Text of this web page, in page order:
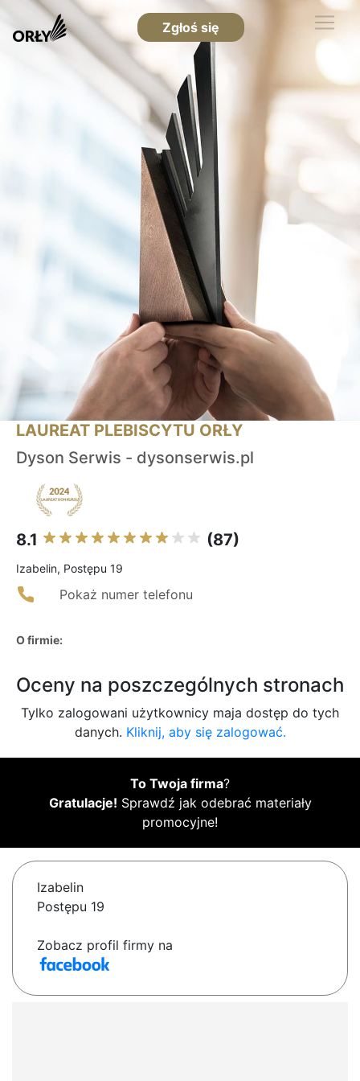
Zgłoś się
LAUREAT PLEBISCYTU ORŁY
Dyson Serwis - dysonserwis.pl
8.1 (87)
Izabelin, Postępu 19
Pokaż numer telefonu
O firmie:
Oceny na poszczególnych stronach
Tylko zalogowani użytkownicy maja dostęp do tych
danych. Kliknij, aby się zalogować.
To Twoja firma?
Gratulacje! Sprawdź jak odebrać materiały
promocyjne!
Izabelin
Postępu 19
Zobacz profil firmy na